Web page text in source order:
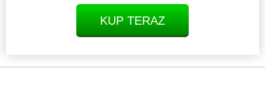
KUP TERAZ